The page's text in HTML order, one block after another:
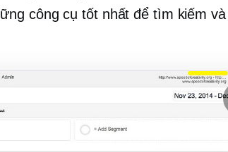
công cụ tốt nhất để tìm kiếm